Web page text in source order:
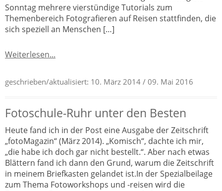
Sonntag mehrere vierstündige Tutorials zum
Themenbereich Fotografieren auf Reisen stattfinden, die
sich speziell an Menschen […]
Weiterlesen...
geschrieben/aktualisiert: 10. März 2014 / 09. Mai 2016
Fotoschule-Ruhr unter den Besten
Heute fand ich in der Post eine Ausgabe der Zeitschrift
„fotoMagazin“ (März 2014). „Komisch“, dachte ich mir,
„die habe ich doch gar nicht bestellt.“. Aber nach etwas
Blättern fand ich dann den Grund, warum die Zeitschrift
in meinem Briefkasten gelandet ist.In der Spezialbeilage
zum Thema Fotoworkshops und -reisen wird die